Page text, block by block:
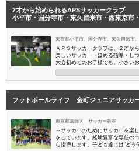
2才から始められるAPSサッカークラブ
小平市・国分寺市・東久留米市・西東京市
東京都小平市、国分寺市、東久留米市
ＡＰＳサッカークラブは、２才か
楽しいサッカー・ほめる指導・し
大会初めてのお子様でも、小さい
フットボールライフ 金町ジュニアサッカ
東京都葛飾区 サッカー教室
～サッカーのためにサッカーを楽
をしています。経験豊富な専任の
ら指導します。子ども達には“どう